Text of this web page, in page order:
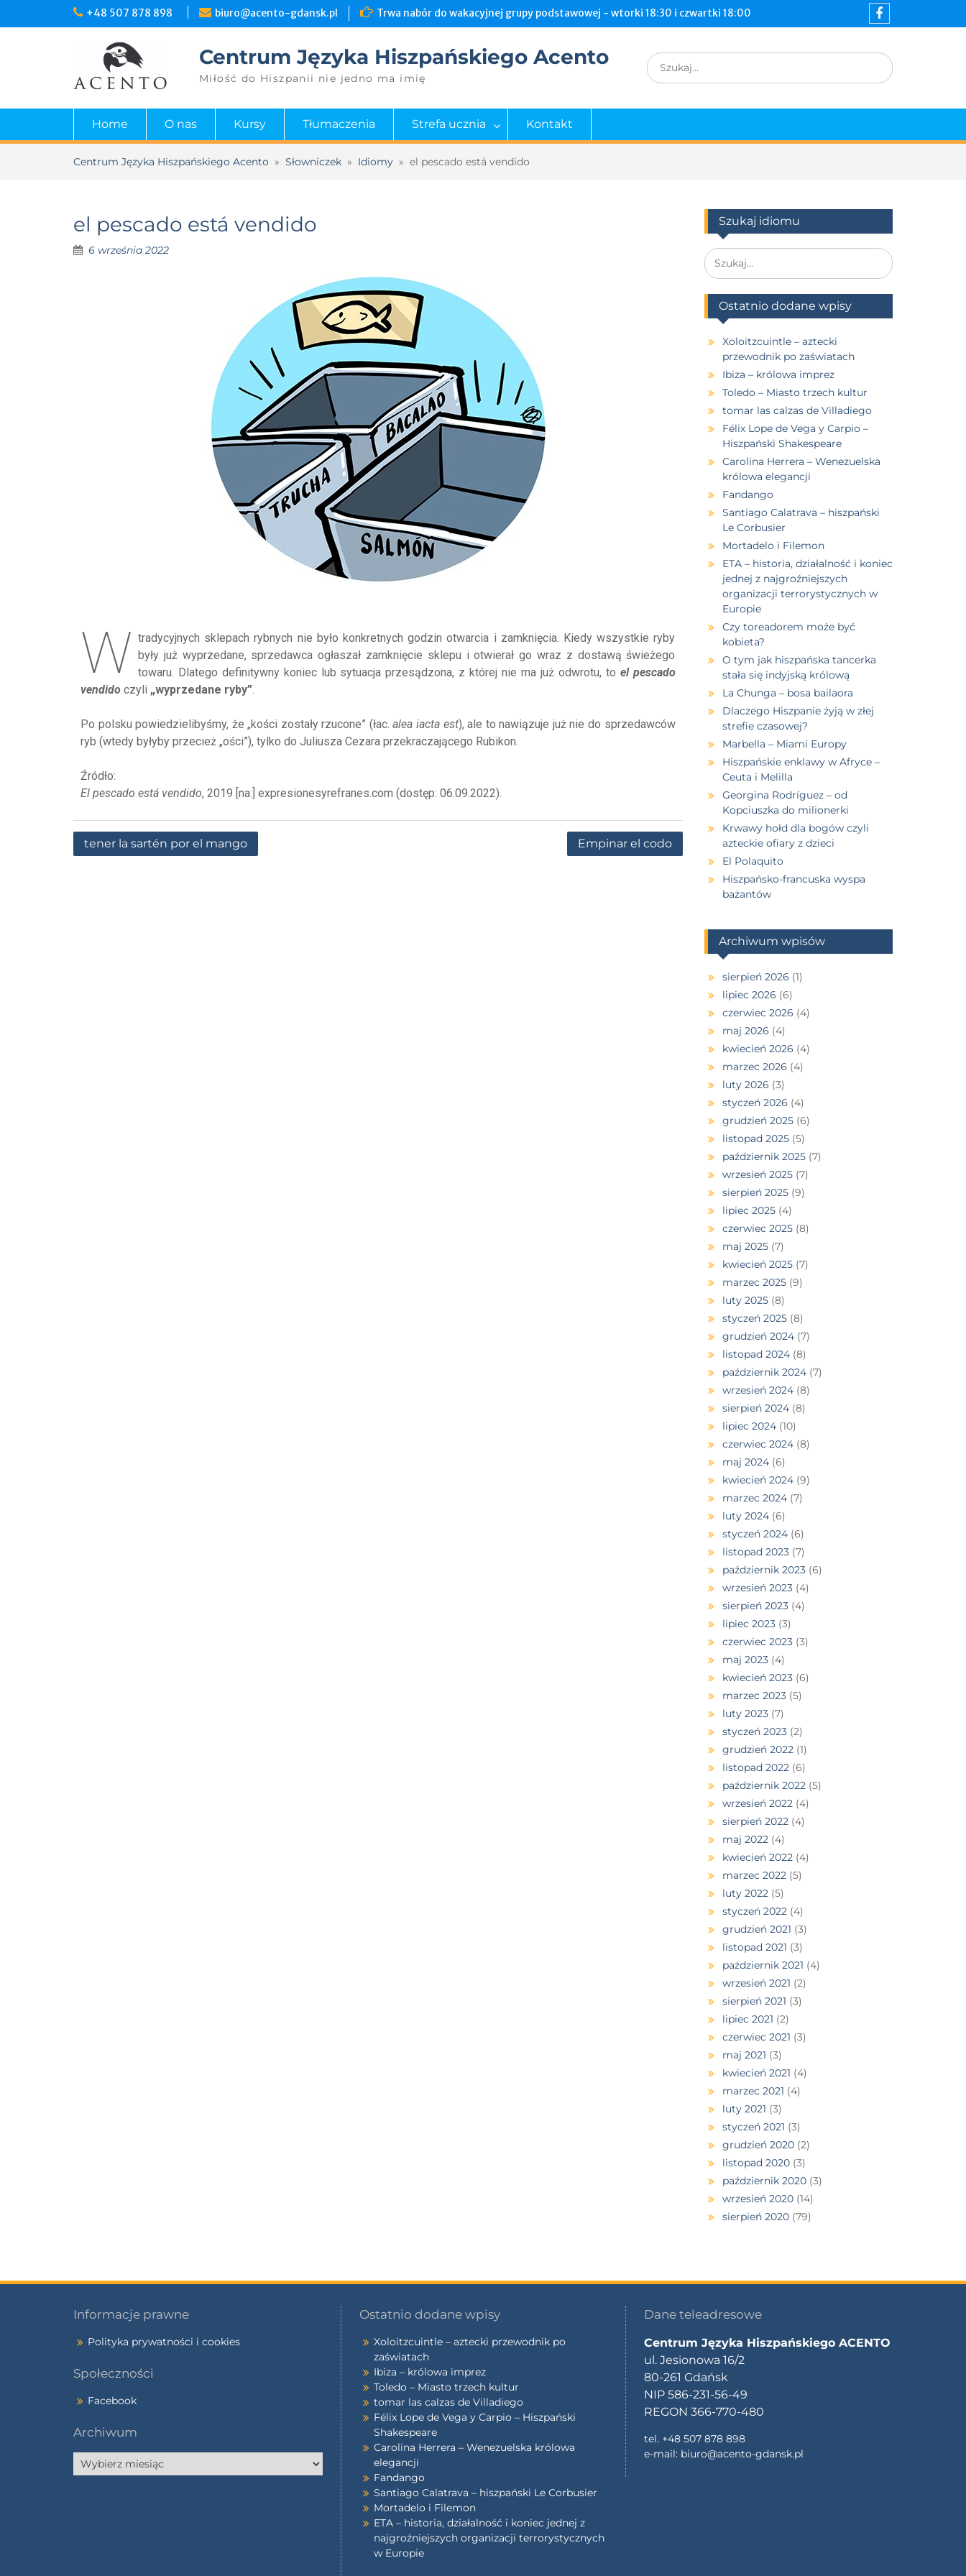
+48 507 878 898 biuro@acento-gdansk.pl Trwa nabór do wakacyjnej grupy podstawowej - wtorki 18:30 i czwartki 18:00
Centrum Języka Hiszpańskiego Acento
Miłość do Hiszpanii nie jedno ma imię
Home O nas Kursy Tłumaczenia Strefa ucznia Kontakt
Centrum Języka Hiszpańskiego Acento » Słowniczek » Idiomy » el pescado está vendido
el pescado está vendido
6 września 2022
W tradycyjnych sklepach rybnych nie było konkretnych godzin otwarcia i zamknięcia. Kiedy wszystkie ryby
były już wyprzedane, sprzedawca ogłaszał zamknięcie sklepu i otwierał go wraz z dostawą świeżego
towaru. Dlatego definitywny koniec lub sytuacja przesądzona, z której nie ma już odwrotu, to el pescado
vendido czyli „wyprzedane ryby”.
Po polsku powiedzielibyśmy, że „kości zostały rzucone” (łac.alea iacta est), ale to nawiązuje już nie do sprzedawców
ryb (wtedy byłyby przecież „ości”), tylko do Juliusza Cezara przekraczającego Rubikon.
Źródło:
El pescado está vendido, 2019 [na:] expresionesyrefranes.com (dostęp: 06.09.2022).
tener la sartén por el mango Empinar el codo
Szukaj idiomu
Ostatnio dodane wpisy
Xoloitzcuintle – aztecki
przewodnik po zaświatach
Ibiza – królowa imprez
Toledo – Miasto trzech kultur
tomar las calzas de Villadiego
Félix Lope de Vega y Carpio –
Hiszpański Shakespeare
Carolina Herrera – Wenezuelska
królowa elegancji
Fandango
Santiago Calatrava – hiszpański
Le Corbusier
Mortadelo i Filemon
ETA – historia, działalność i koniec
jednej z najgroźniejszych
organizacji terrorystycznych w
Europie
Czy toreadorem może być
kobieta?
O tym jak hiszpańska tancerka
stała się indyjską królową
La Chunga – bosa bailaora
Dlaczego Hiszpanie żyją w złej
strefie czasowej?
Marbella – Miami Europy
Hiszpańskie enklawy w Afryce –
Ceuta i Melilla
Georgina Rodríguez – od
Kopciuszka do milionerki
Krwawy hołd dla bogów czyli
azteckie ofiary z dzieci
El Polaquito
Hiszpańsko-francuska wyspa
bażantów
Archiwum wpisów
sierpień 2026 (1)
lipiec 2026 (6)
czerwiec 2026 (4)
maj 2026 (4)
kwiecień 2026 (4)
marzec 2026 (4)
luty 2026 (3)
styczeń 2026 (4)
grudzień 2025(6)
listopad 2025(5)
październik 2025(7)
wrzesień 2025(7)
sierpień 2025(9)
lipiec 2025(4)
czerwiec 2025(8)
maj 2025(7)
kwiecień 2025(7)
marzec 2025(9)
luty 2025(8)
styczeń 2025(8)
grudzień 2024(7)
listopad 2024(8)
październik 2024(7)
wrzesień 2024(8)
sierpień 2024(8)
lipiec 2024(10)
czerwiec 2024(8)
maj 2024(6)
kwiecień 2024(9)
marzec 2024(7)
luty 2024(6)
styczeń 2024(6)
listopad 2023(7)
październik 2023(6)
wrzesień 2023(4)
sierpień 2023(4)
lipiec 2023(3)
czerwiec 2023(3)
maj 2023(4)
kwiecień 2023(6)
marzec 2023(5)
luty 2023(7)
styczeń 2023(2)
grudzień 2022(1)
listopad 2022(6)
październik 2022(5)
wrzesień 2022(4)
sierpień 2022(4)
maj 2022(4)
kwiecień 2022(4)
marzec 2022(5)
luty 2022(5)
styczeń 2022(4)
grudzień 2021 (3)
listopad 2021 (3)
październik 2021 (4)
wrzesień 2021 (2)
sierpień 2021 (3)
lipiec 2021 (2)
czerwiec 2021 (3)
maj 2021 (3)
kwiecień 2021 (4)
marzec 2021 (4)
luty 2021 (3)
styczeń 2021 (3)
grudzień 2020(2)
listopad 2020(3)
październik 2020(3)
wrzesień 2020(14)
sierpień 2020(79)
Informacje prawne
Polityka prywatności i cookies
Społeczności
Facebook
Archiwum
Ostatnio dodane wpisy
Xoloitzcuintle – aztecki przewodnik po
zaświatach
Ibiza – królowa imprez
Toledo – Miasto trzech kultur
tomar las calzas de Villadiego
Félix Lope de Vega y Carpio – Hiszpański
Shakespeare
Carolina Herrera – Wenezuelska królowa
elegancji
Fandango
Santiago Calatrava – hiszpański Le Corbusier
Mortadelo i Filemon
ETA – historia, działalność i koniec jednej z
najgroźniejszych organizacji terrorystycznych
w Europie
Dane teleadresowe
Centrum Języka Hiszpańskiego ACENTO
ul. Jesionowa 16/2
80-261 Gdańsk
NIP 586-231-56-49
REGON 366-770-480
tel. +48 507 878 898
e-mail: biuro@acento-gdansk.pl